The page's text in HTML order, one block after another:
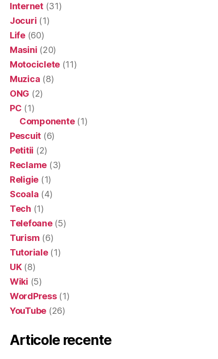
Internet(31)
Jocuri (1)
Life(60)
Masini (20)
Motociclete (11)
Muzica (8)
ONG (2)
PC (1)
Componente(1)
Pescuit (6)
Petitii (2)
Reclame (3)
Religie (1)
Scoala (4)
Tech (1)
Telefoane(5)
Turism (6)
Tutoriale(1)
UK(8)
Wiki (5)
WordPress(1)
YouTube (26)
Articole recente